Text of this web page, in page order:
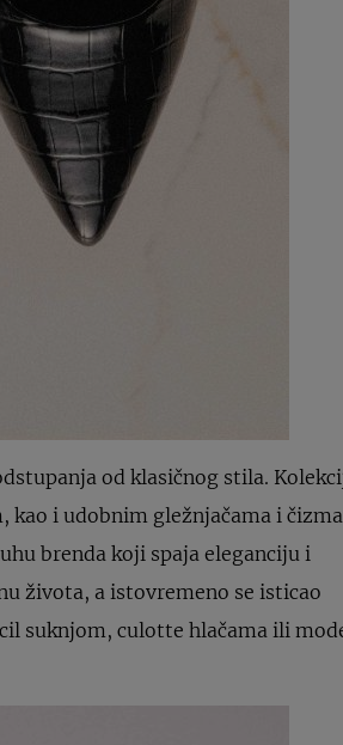
od klasičnog stila.
i udobnim gležnjačama i
brenda koji spaja eleganciju i
života, a istovremeno se isticao
suknjom, culotte hlačama ili